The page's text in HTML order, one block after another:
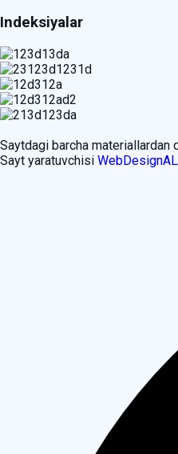
Indeksiyalar
Saytdagi barcha materiallardan
Sayt yaratuvchisi